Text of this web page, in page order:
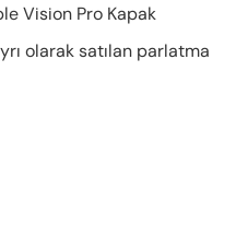
Vision Pro Kapak
olarak satılan parlatma